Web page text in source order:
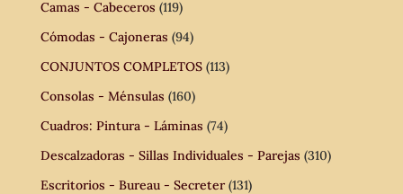
Camas - Cabeceros (119)
Cómodas - Cajoneras (94)
CONJUNTOS COMPLETOS (113)
Consolas - Ménsulas (160)
Cuadros: Pintura - Láminas (74)
Descalzadoras - Sillas Individuales - Parejas (310)
Escritorios - Bureau - Secreter (131)